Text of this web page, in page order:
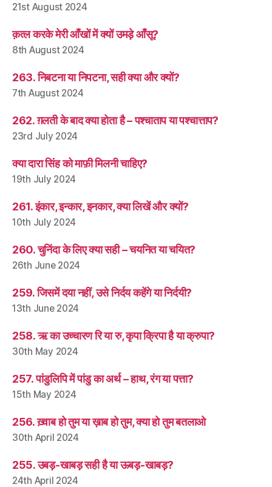
21st August 2024
क़त्ल करके मेरी आँखों में क्यों उमड़े आँसू?
8th August 2024
263. निबटना या निपटना, सही क्या और क्यों?
7th August 2024
262. ग़लती के बाद क्या होता है – पश्चाताप या पश्चात्ताप?
23rd July 2024
क्या दारा सिंह को माफ़ी मिलनी चाहिए?
19th July 2024
261. इंकार, इन्कार, इनकार, क्या लिखें और क्यों?
10th July 2024
260. चुनिंदा के लिए क्या सही – चयनित या चयित?
26th June 2024
259. जिसमें दया नहीं, उसे निर्दय कहेंगे या निर्दयी?
13th June 2024
258. ऋ का उच्चारण रि या रु, कृपा क्रिपा है या क्रुपा?
30th May 2024
257. पांडुलिपि में पांडु का अर्थ – हाथ, रंग या पत्ता?
15th May 2024
256. ख़्वाब हो तुम या ख़ाब हो तुम, क्या हो तुम बतलाओ
30th April 2024
255. उबड़-खाबड़ सही है या ऊबड़-खाबड़?
24th April 2024